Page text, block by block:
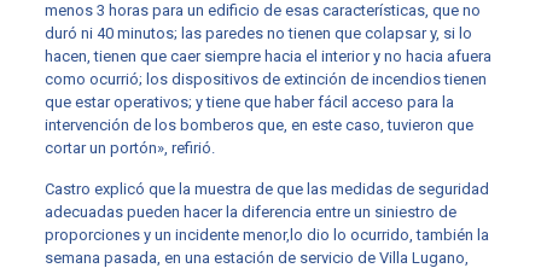
menos 3 horas para un edificio de esas características, que no
duró ni 40 minutos; las paredes no tienen que colapsar y, si lo
hacen, tienen que caer siempre hacia el interior y no hacia afuera
como ocurrió; los dispositivos de extinción de incendios tienen
que estar operativos; y tiene que haber fácil acceso para la
intervención de los bomberos que, en este caso, tuvieron que
cortar un portón», refirió.
Castro explicó que la muestra de que las medidas de seguridad
adecuadas pueden hacer la diferencia entre un siniestro de
proporciones y un incidente menor,lo dio lo ocurrido, también la
semana pasada, en una estación de servicio de Villa Lugano,